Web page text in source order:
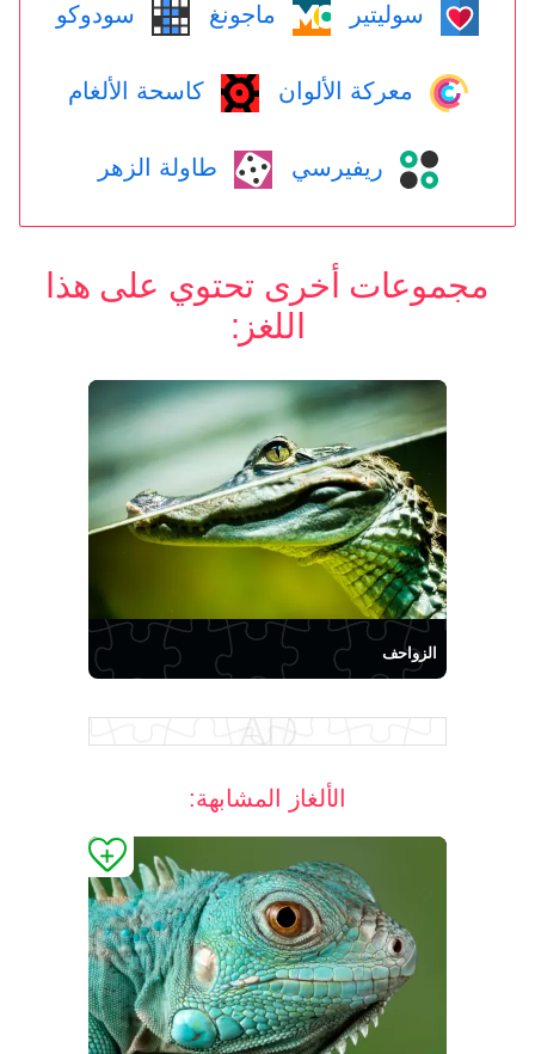
سوليتير ماجونغ سودوكو
معركة الألوان كاسحة الألغام
ريفيرسي طاولة الزهر
مجموعات أخرى تحتوي على هذا
اللغز:
الزواحف
الألغاز المشابهة: